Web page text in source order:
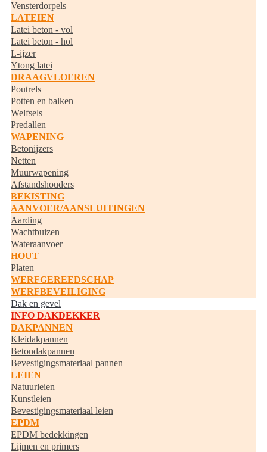
Vensterdorpels
LATEIEN
Latei beton - vol
Latei beton - hol
L-ijzer
Ytong latei
DRAAGVLOEREN
Poutrels
Potten en balken
Welfsels
Predallen
WAPENING
Betonijzers
Netten
Muurwapening
Afstandshouders
BEKISTING
AANVOER/AANSLUITINGEN
Aarding
Wachtbuizen
Wateraanvoer
HOUT
Platen
WERFGEREEDSCHAP
WERFBEVEILIGING
Dak en gevel
INFO DAKDEKKER
DAKPANNEN
Kleidakpannen
Betondakpannen
Bevestigingsmateriaal pannen
LEIEN
Natuurleien
Kunstleien
Bevestigingsmateriaal leien
EPDM
EPDM bedekkingen
Lijmen en primers